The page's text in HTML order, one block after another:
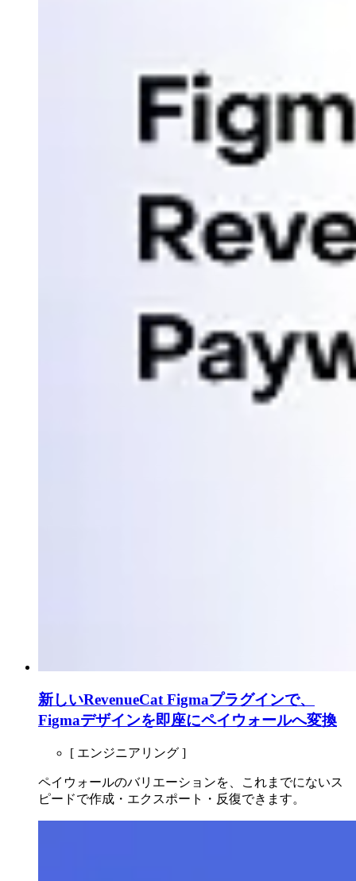
新しいRevenueCat Figmaプラグインで、
Figmaデザインを即座にペイウォールへ変換
[ エンジニアリング ]
ペイウォールのバリエーションを、これまでにないス
ピードで作成・エクスポート・反復できます。